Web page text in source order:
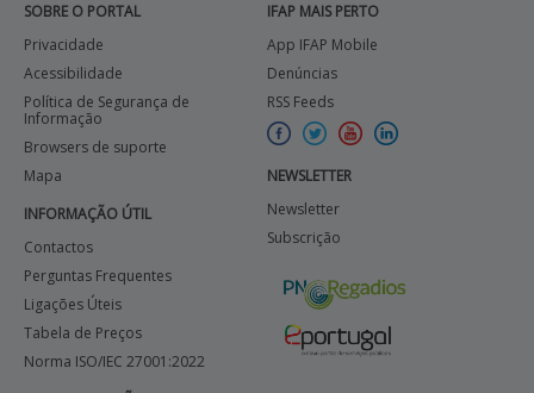
SOBRE O PORTAL
Privacidade
Acessibilidade
Política de Segurança de
Informação
Browsers de suporte
Mapa
INFORMAÇÃO ÚTIL
Contactos
Perguntas Frequentes
Ligações Úteis
Tabela de Preços
Norma ISO/IEC 27001:2022
IFAP MAIS PERTO
App IFAP Mobile
Denúncias
RSS Feeds
NEWSLETTER
Newsletter
Subscrição